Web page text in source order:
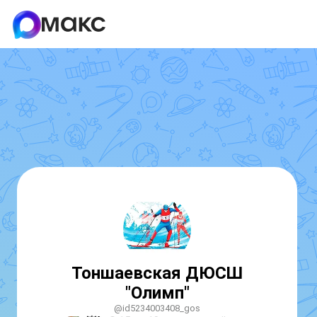
Тоншаевская ДЮСШ
"Олимп"
@id5234003408_gos